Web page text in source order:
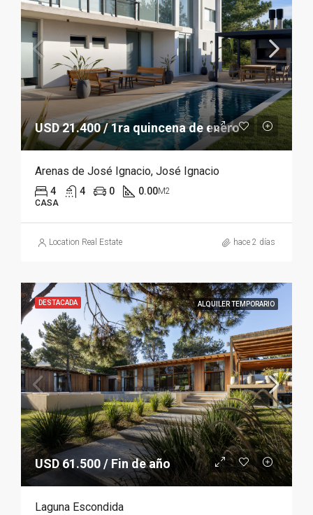
USD 21.400 / 1ra quincena de enero
Arenas de José Ignacio, José Ignacio
4 4 0 0.00M2
CASA
Location Real Estate hace 2 días
DESTACADA ALQUILER TEMPORARIO
USD 61.500 / Fin de año
Laguna Escondida